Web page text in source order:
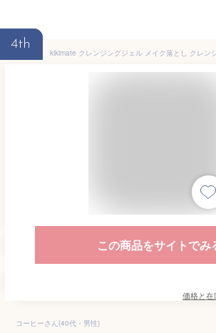
4th
この商品をサイトでみ
価格と在
コーヒーさん(40代・男性)